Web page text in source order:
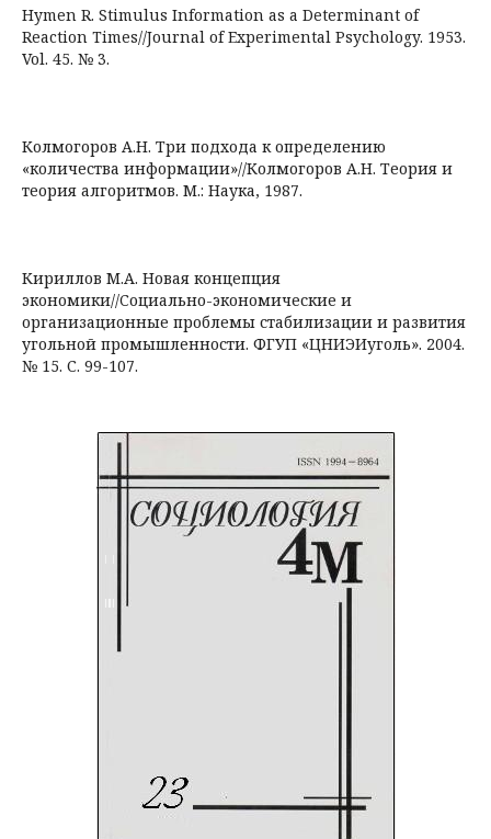
Hymen R. Stimulus Information as a Determinant of
Reaction Times//Journal of Experimental Psychology. 1953.
Vol. 45. № 3.
Колмогоров А.Н. Три подхода к определению
«количества информации»//Колмогоров А.Н. Теория и
теория алгоритмов. М.: Наука, 1987.
Кириллов М.А. Новая концепция
экономики//Cоциально-экономические и
организационные проблемы стабилизации и развития
угольной промышленности. ФГУП «ЦНИЭИуголь». 2004.
№ 15. С. 99-107.